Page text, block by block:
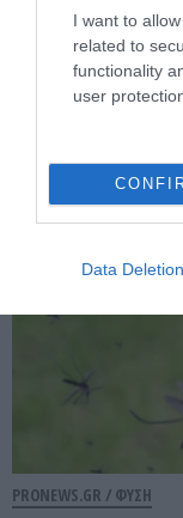
I want to
related to
functionality
user
Data Deletion
Γιατί η
θάλασσες;
PRONEWS.GR / ΦΥΣΗ